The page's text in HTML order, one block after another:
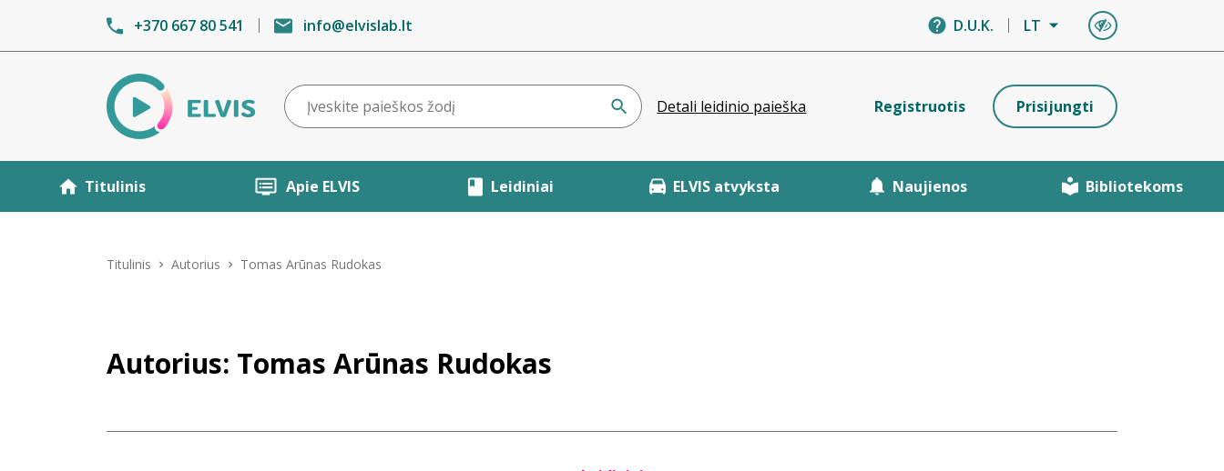
+370 667 80 541 info@elvislab.lt D.U.K. LT
Detali leidinio paieška Registruotis Prisijungti
Titulinis Apie ELVIS Leidiniai ELVIS atvyksta Naujienos Bibliotekoms
Titulinis Autorius Tomas Arūnas Rudokas
Autorius: Tomas Arūnas Rudokas